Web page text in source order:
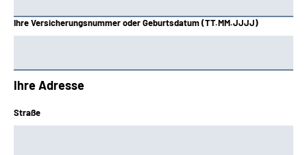
Ihre Versicherungsnummer oder Geburtsdatum (TT.MM.JJJJ)
Ihre Adresse
Straße